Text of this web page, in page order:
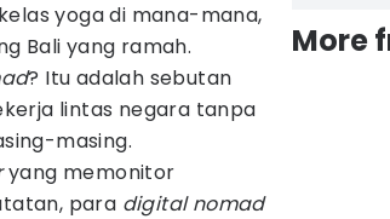
yoga di mana-mana,
Bali yang ramah.
? Itu adalah sebutan
lintas negara tanpa
masing.
yang memonitor
para digital nomad
More